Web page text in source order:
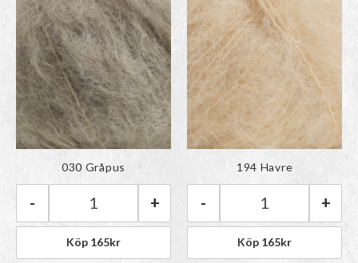
Färgen har lagts till i
paletten
Rauma Tjukk Mohair | 030 Gråpus mängd
- +
030 Gråpus
Köp 165kr
Färgen har lagts till i
paletten
Rauma Tjukk
- +
194 Havre
Köp 165kr